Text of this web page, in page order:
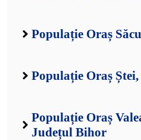
Populație Oraș
Populație Oraș
Populație Oraș
Județul Bihor